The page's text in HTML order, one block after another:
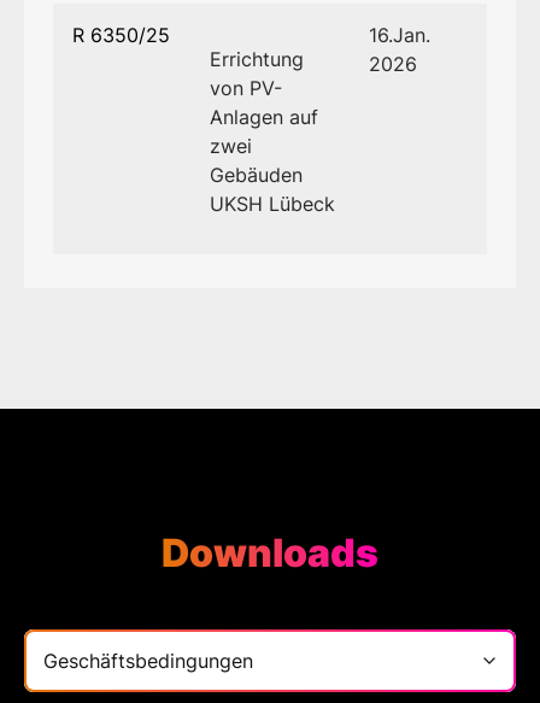
R 6350/25
Errichtung
von PV-
Anlagen auf
zwei
Gebäuden
UKSH Lübeck
16.Jan.
2026
Downloads
Bereich